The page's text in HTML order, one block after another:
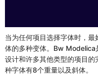
当为任何项目选择字体时，
体的多种变体。Bw Modelica
设计和许多其他类型的项目
种字体有8个重量以及斜体。